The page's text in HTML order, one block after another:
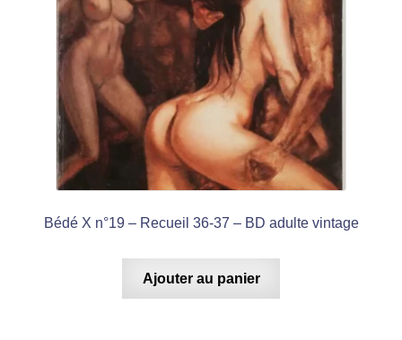
Bédé X n°19 – Recueil 36-37 – BD adulte vintage
Ajouter au panier